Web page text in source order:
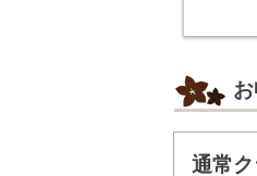
通常